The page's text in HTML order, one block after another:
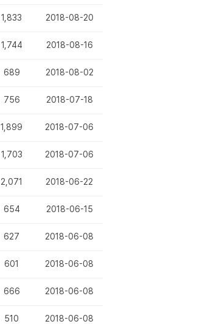
1,833 2018-08-20
1,744 2018-08-16
689 2018-08-02
756 2018-07-18
1,899 2018-07-06
1,703 2018-07-06
2,071 2018-06-22
654 2018-06-15
627 2018-06-08
601 2018-06-08
666 2018-06-08
510 2018-06-08